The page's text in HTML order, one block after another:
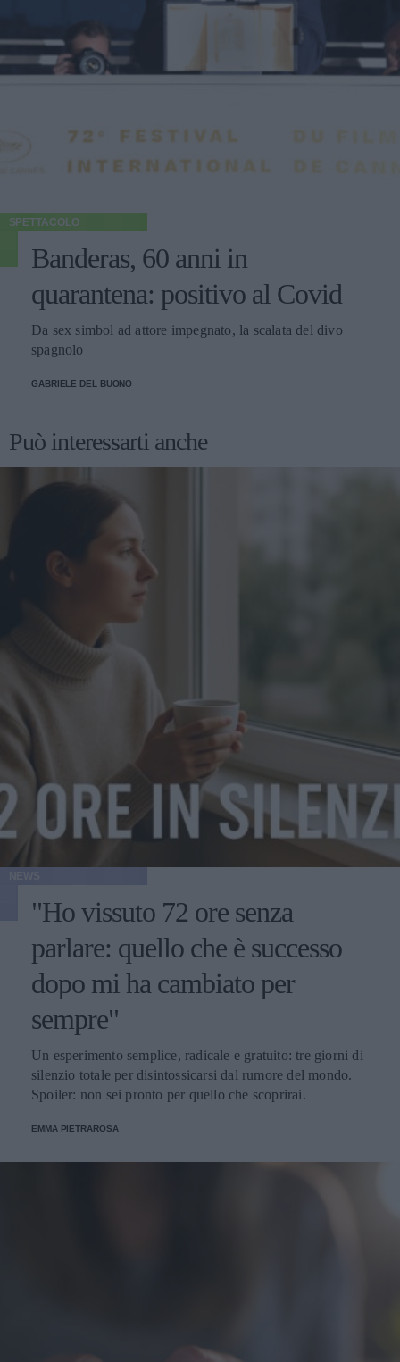
SPETTACOLO
Banderas, 60 anni in
quarantena: positivo al Covid
Da sex simbol ad attore impegnato, la scalata del divo
spagnolo
GABRIELE DEL BUONO
Può interessarti anche
"Ho vissuto 72 ore senza
parlare: quello che è successo
dopo mi ha cambiato per
sempre"
Un esperimento semplice, radicale e gratuito: tre giorni di
silenzio totale per disintossicarsi dal rumore del mondo.
Spoiler: non sei pronto per quello che scoprirai.
EMMA PIETRAROSA